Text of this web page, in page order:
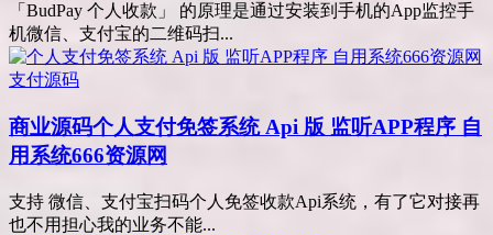
「BudPay 个人收款」 的原理是通过安装到手机的App监控手
机微信、支付宝的二维码扫...
支付源码
商业源码个人支付免签系统 Api 版 监听APP程序 自
用系统666资源网
支持 微信、支付宝扫码个人免签收款Api系统，有了它对接再
也不用担心我的业务不能...